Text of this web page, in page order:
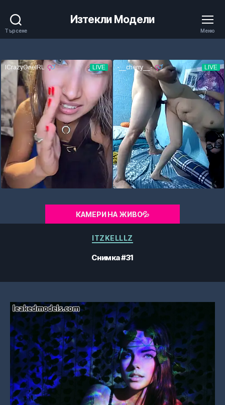
Търсене
Изтекли Модели
Меню
КАМЕРИ НА ЖИВО💦
Категории
ITZKELLLZ
Снимка #31